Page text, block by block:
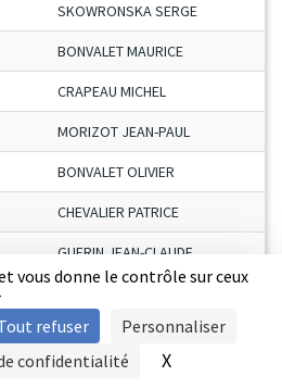
vous donne le contrôle sur ceux
refuser
Personnaliser
confidentialité
X
SKOWRONSKA SERGE
BONVALET MAURICE
CRAPEAU MICHEL
MORIZOT JEAN-PAUL
BONVALET OLIVIER
CHEVALIER PATRICE
GUERIN JEAN-CLAUDE
L'HONOREY ISMAËL
DE SA SYLVAINSIGNALER UNE VIOLENCE